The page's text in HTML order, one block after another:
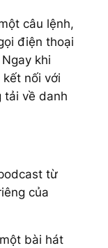
câu lệnh,
điện thoại
khi
nối với
tải về danh
từ
của
bài hát